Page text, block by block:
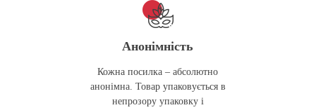
Анонімність
Кожна посилка – абсолютно
анонімна. Товар упаковується в
непрозору упаковку і